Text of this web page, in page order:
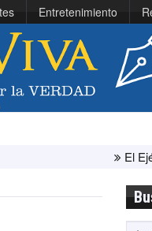
Entretenimiento
El Ejército de